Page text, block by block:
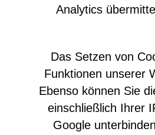
Analytics
Das Setzen von
Funktionen unserer
Ebenso können Sie
einschließlich Ihrer
Google